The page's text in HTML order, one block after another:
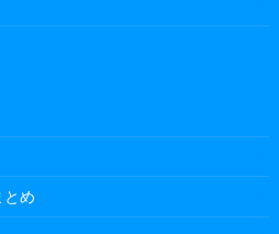
とめ